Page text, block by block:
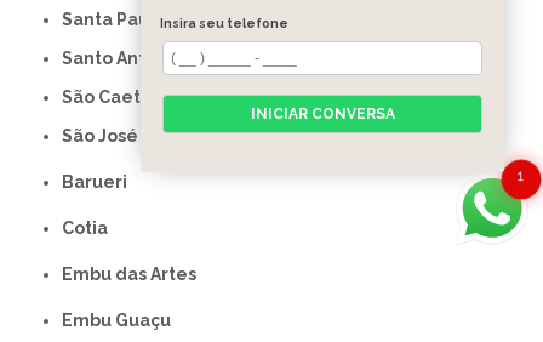
Santa Paula
Santo Antônio
São Caetano do Sul
São José
Barueri
Cotia
Embu das Artes
Embu Guaçu
1
Insira seu telefone
INICIAR CONVERSA